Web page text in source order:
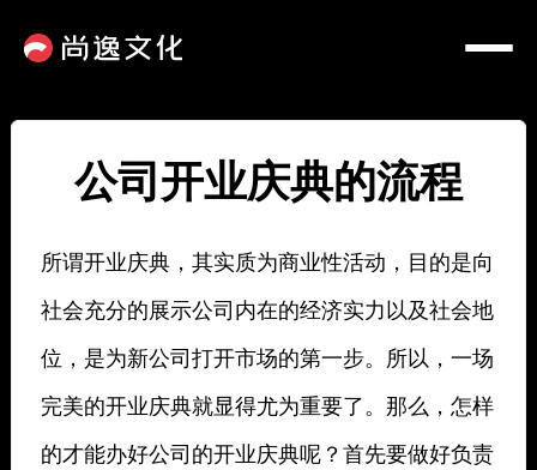
公司开业庆典的流程
所谓开业庆典，其实质为商业性活动，目的是向
社会充分的展示公司内在的经济实力以及社会地
位，是为新公司打开市场的第一步。所以，一场
完美的开业庆典就显得尤为重要了。那么，怎样
的才能办好公司的开业庆典呢？首先要做好负责